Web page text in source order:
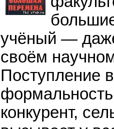
учёный —
своём
Поступление
конкурент,